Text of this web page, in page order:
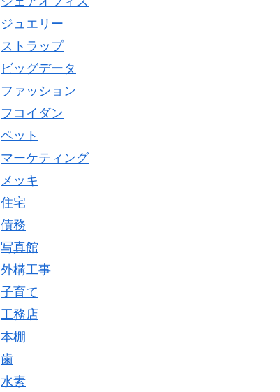
ジュエリー
ストラップ
ビッグデータ
ファッション
フコイダン
ペット
マーケティング
メッキ
住宅
債務
写真館
外構工事
子育て
工務店
本棚
歯
水素